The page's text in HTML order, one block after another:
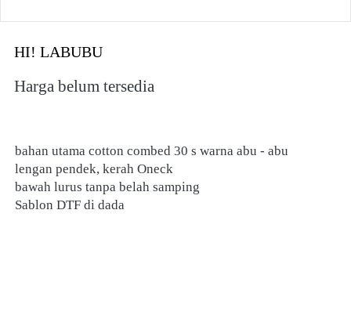
HI! LABUBU
Harga belum tersedia
bahan utama cotton combed 30 s warna abu - abu
lengan pendek, kerah Oneck
bawah lurus tanpa belah samping
Sablon DTF di dada